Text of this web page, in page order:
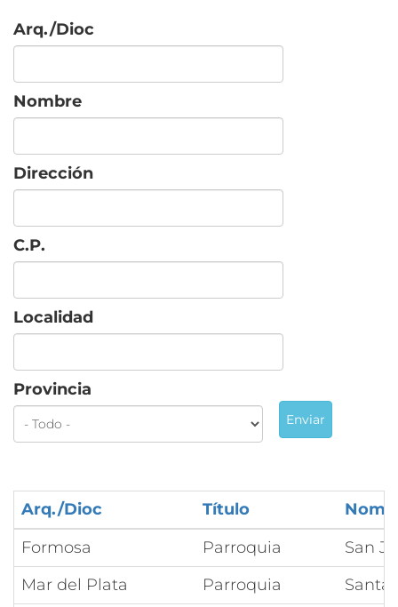
Arq./Dioc
Nombre
Dirección
C.P.
Localidad
Provincia
Enviar
Arq./Dioc Título
Formosa
Parroquia
San
Mar del Plata
Parroquia
Santa